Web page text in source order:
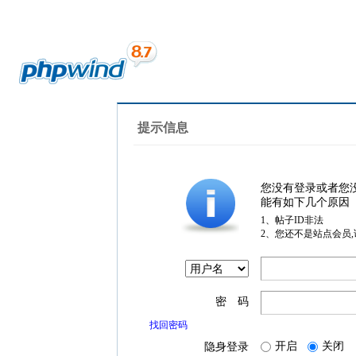
提示信息
您没有登录或者您
能有如下几个原因
1、帖子ID非法
2、您还不是站点会员
密 码
找回密码
隐身登录 开启 关闭